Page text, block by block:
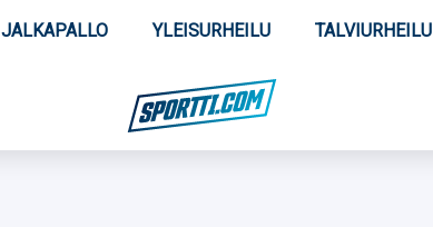
JALKAPALLO YLEISURHEILU TALVIURHEILU